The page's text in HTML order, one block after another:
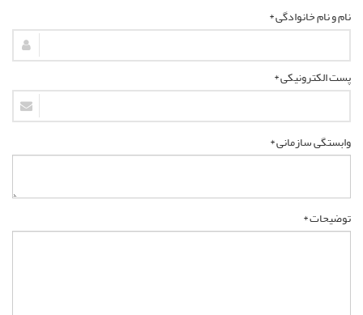
نام و نام خانوادگی *
پست الکترونیکی *
وابستگی سازمانی *
توضیحات *